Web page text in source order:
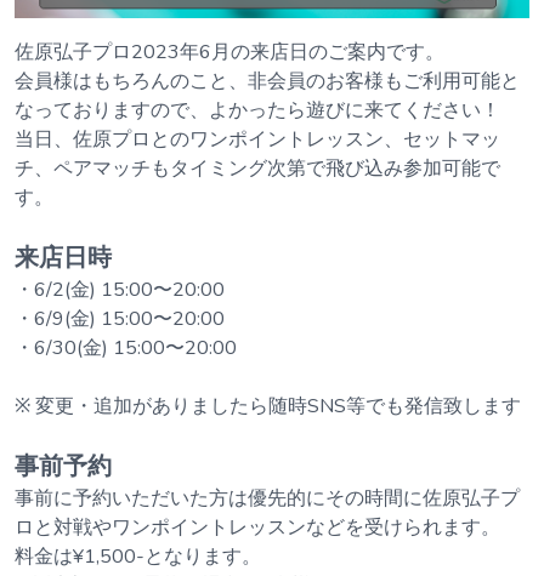
佐原弘子プロ2023年6月の来店日のご案内です。
会員様はもちろんのこと、非会員のお客様もご利用可能と
なっておりますので、よかったら遊びに来てください！
当日、佐原プロとのワンポイントレッスン、セットマッ
チ、ペアマッチもタイミング次第で飛び込み参加可能で
す。
来店日時
・6/2(金) 15:00〜20:00
・6/9(金) 15:00〜20:00
・6/30(金) 15:00〜20:00
※ 変更・追加がありましたら随時SNS等でも発信致します
事前予約
事前に予約いただいた方は優先的にその時間に佐原弘子プ
ロと対戦やワンポイントレッスンなどを受けられます。
料金は¥1,500-となります。